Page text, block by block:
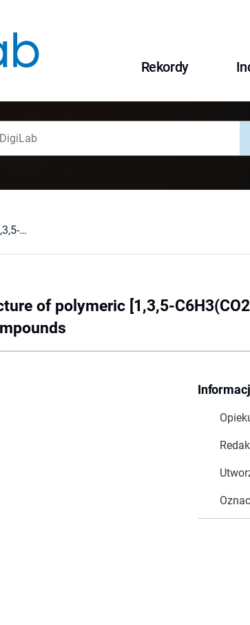
Rekordy
Synthesis and structure of polymeric [1,3,5-C6H3(CO2Me)3 ∙ 3TiCl4] and dimeric [{μ-1,3,5-C6H3(CO2Me)3}2Cl8Ti2] ∙ 2CH2Cl2 compounds
of polymeric [1,3,5-